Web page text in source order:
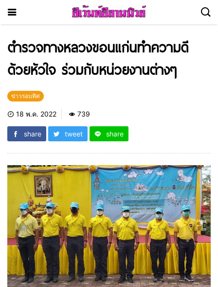
ตำรวจทางหลวงขอนแก่นทำความดี
ด้วยหัวใจ ร่วมกับหน่วยงานต่างๆ
ข่าวรอบทิศ
18 พ.ค. 2022 739
share tweet share